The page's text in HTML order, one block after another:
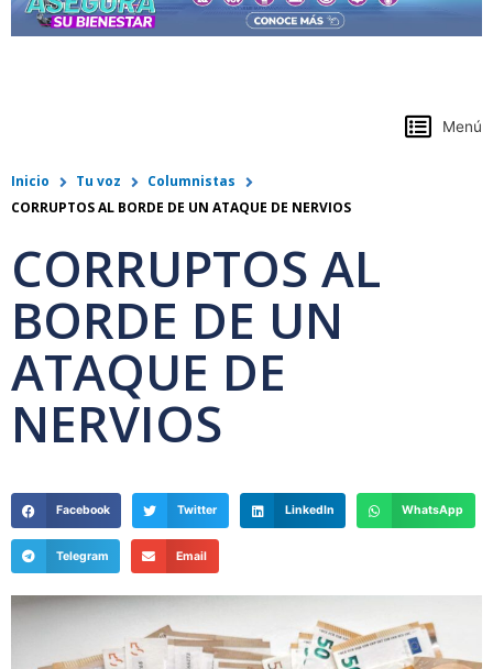
Menú
Inicio Tu voz
Columnistas
CORRUPTOS AL BORDE DE UN ATAQUE DE NERVIOS
CORRUPTOS AL
BORDE DE UN
ATAQUE DE
NERVIOS
Facebook Twitter LinkedIn WhatsApp
Telegram Email